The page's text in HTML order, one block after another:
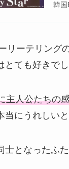
韓
リーテリング
とても好きでし
主人公たちの
当にうれしいと
士となったふ